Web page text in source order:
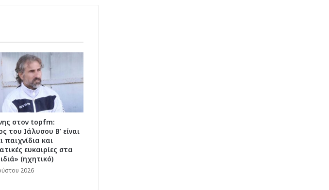
στον topfm:
του Ιάλυσου Β’ είναι
παιχνίδια και
ευκαιρίες στα
(ηχητικό)
2026